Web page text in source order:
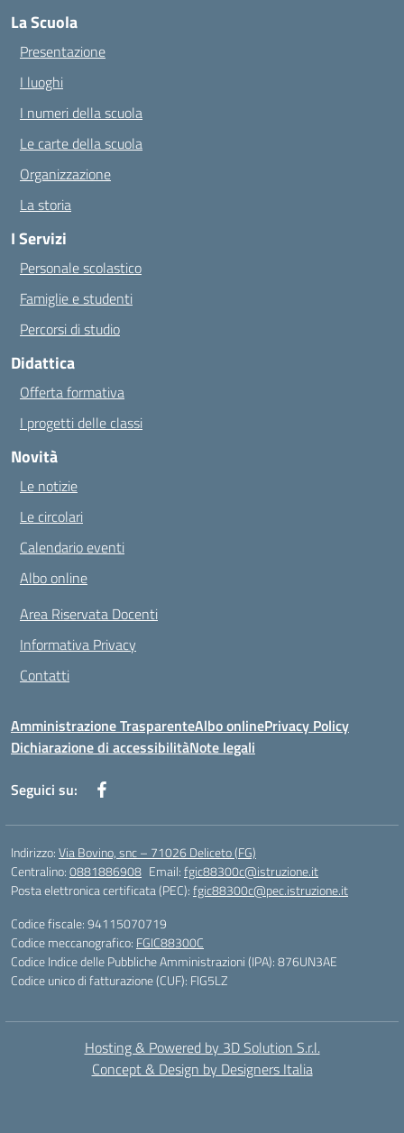
La Scuola
Presentazione
I luoghi
I numeri della scuola
Le carte della scuola
Organizzazione
La storia
I Servizi
Personale scolastico
Famiglie e studenti
Percorsi di studio
Didattica
Offerta formativa
I progetti delle classi
Novità
Le notizie
Le circolari
Calendario eventi
Albo online
Area Riservata Docenti
Informativa Privacy
Contatti
Amministrazione TrasparenteAlbo onlinePrivacy Policy
Dichiarazione di accessibilitàNote legali
Seguici su:
Indirizzo:Via Bovino, snc – 71026 Deliceto (FG)
Centralino:0881886908 Email:fgic88300c@istruzione.it
Posta elettronica certificata (PEC):fgic88300c@pec.istruzione.it
Codice fiscale: 94115070719
Codice meccanografico: FGIC88300C
Codice Indice delle Pubbliche Amministrazioni (IPA): 876UN3AE
Codice unico di fatturazione (CUF): FIG5LZ
Hosting & Powered by 3D Solution S.r.l.
Concept & Design by Designers Italia